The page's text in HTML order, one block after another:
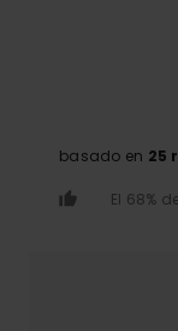
basado en 25
El 68%